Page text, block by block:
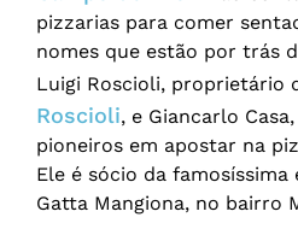
pizzarias para comer
nomes que estão por trás
Luigi Roscioli, proprietário
Roscioli, e Giancarlo
pioneiros em apostar na
Ele é sócio da
Gatta Mangiona, no bairro